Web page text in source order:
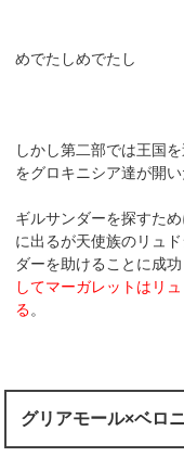
めでたしめでたし
しかし第二部では王国
をグロキニシア達が開
ギルサンダーを探すた
に出るが天使族のリュ
ダーを助けることに成
してマーガレットはリ
る。
グリアモール×ベロ